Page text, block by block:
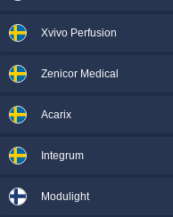
Xvivo Perfusion
Zenicor Medical
Acarix
Integrum
Modulight